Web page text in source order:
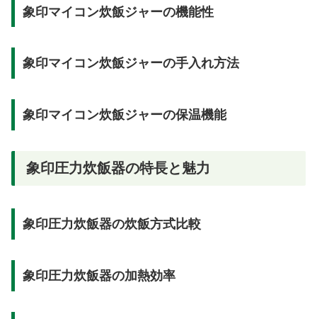
象印マイコン炊飯ジャーの機能性
象印マイコン炊飯ジャーの手入れ方法
象印マイコン炊飯ジャーの保温機能
象印圧力炊飯器の特長と魅力
象印圧力炊飯器の炊飯方式比較
象印圧力炊飯器の加熱効率